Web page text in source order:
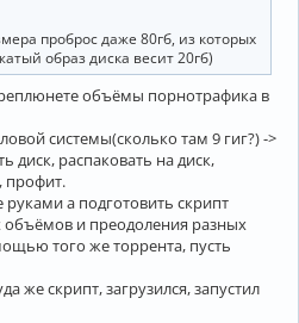
проброс даже 80гб, из которых
образ диска весит 20гб)
объёмы порнотрафика в
системы(сколько там 9 гиг?) ->
диск, распаковать на диск,
профит.
а подготовить скрипт
и преодоления разных
того же торрента, пусть
же скрипт, загрузился, запустил